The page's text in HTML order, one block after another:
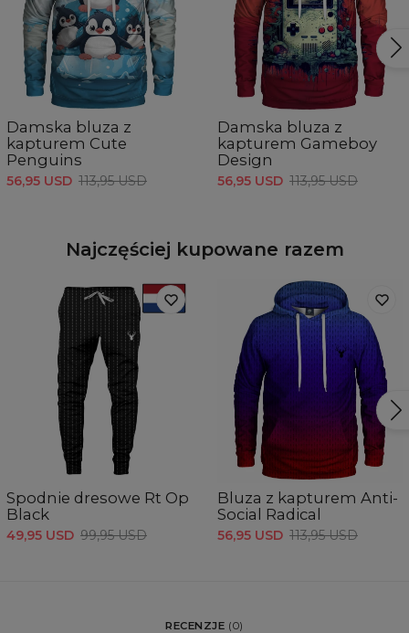
Damska bluza z
kapturem Cute
Penguins
56,95 USD 113,95 USD
Damska bluza z
kapturem Gameboy
Design
56,95 USD 113,95 USD
Najczęściej kupowane razem
Spodnie dresowe Rt Op
Black
49,95 USD 99,95 USD
Bluza z kapturem Anti-
Social Radical
56,95 USD 113,95 USD
RECENZJE (0)